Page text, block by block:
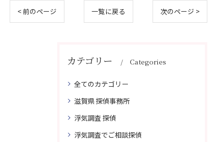
< 前のページ 一覧に戻る 次のページ >
カテゴリー Categories
全てのカテゴリー
滋賀県 探偵事務所
浮気調査 探偵
浮気調査でご相談探偵